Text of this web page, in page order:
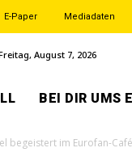
E-Paper Mediadaten
August 7, 2026
BEI DIR UMS
begeistert im Eurofan-